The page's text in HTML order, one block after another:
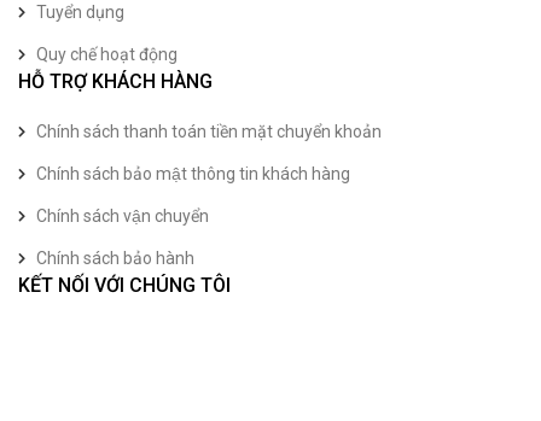
Tuyển dụng
Quy chế hoạt động
HỖ TRỢ KHÁCH HÀNG
Chính sách thanh toán tiền mặt chuyển khoản
Chính sách bảo mật thông tin khách hàng
Chính sách vận chuyển
Chính sách bảo hành
KẾT NỐI VỚI CHÚNG TÔI